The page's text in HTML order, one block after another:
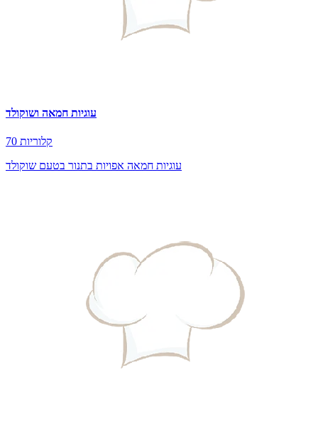
עוגיות חמאה ושוקולד
70 קלוריות
עוגיות חמאה אפויות בתנור בטעם שוקולד